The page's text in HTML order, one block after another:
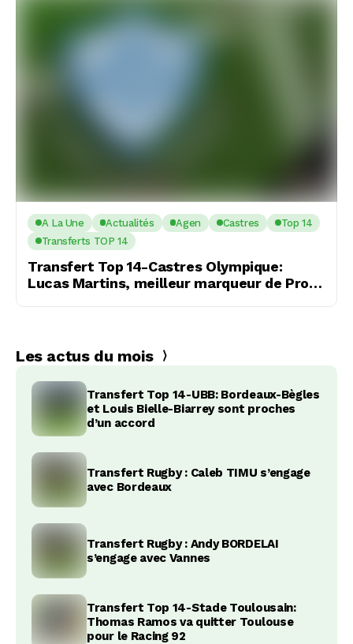
A La Une Actualités Agen Castres
Top 14
Transferts TOP 14
Transfert Top 14-Castres Olympique:
Lucas Martins, meilleur marqueur de Pro
Les actus du mois
Transfert Top 14-UBB: Bordeaux-Bègles
et Louis Bielle-Biarrey sont proches
d’un accord
Transfert Rugby : Caleb TIMU s’engage
avec Bordeaux
Transfert Rugby : Andy BORDELAI
s’engage avec Vannes
Transfert Top 14-Stade Toulousain:
Thomas Ramos va quitter Toulouse
pour le Racing 92